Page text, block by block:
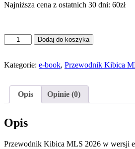
Najniższa cena z ostatnich 30 dni: 60zł
ilość
(Ebook)
Kibica
Dodaj do koszyka
Kategorie: e-book, Przewodnik Kibica
Opis Opinie (0)
Opis
Przewodnik Kibica MLS 2026 w wersji